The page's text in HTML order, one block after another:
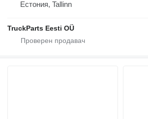
Естония, Tallinn
TruckParts Eesti OÜ